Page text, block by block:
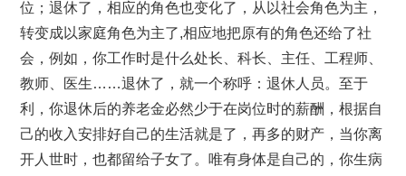
位；退休了，相应的角色也变化了，从以社会角色为主，
转变成以家庭角色为主了,相应地把原有的角色还给了社
会，例如，你工作时是什么处长、科长、主任、工程师、
教师、医生……退休了，就一个称呼：退休人员。至于
利，你退休后的养老金必然少于在岗位时的薪酬，根据自
己的收入安排好自己的生活就是了，再多的财产，当你离
开人世时，也都留给子女了。唯有身体是自己的，你生病